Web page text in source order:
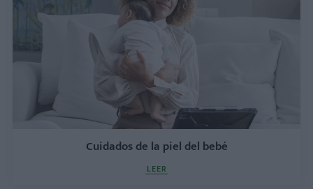
Cuidados de la piel del bebé
LEER